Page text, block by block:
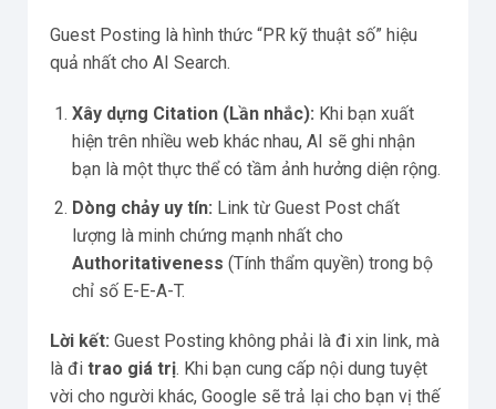
Guest Posting là hình thức “PR kỹ thuật số” hiệu
quả nhất cho AI Search.
Xây dựng Citation (Lần nhắc): Khi bạn xuất
hiện trên nhiều web khác nhau, AI sẽ ghi nhận
bạn là một thực thể có tầm ảnh hưởng diện rộng.
Dòng chảy uy tín: Link từ Guest Post chất
lượng là minh chứng mạnh nhất cho
Authoritativeness (Tính thẩm quyền) trong bộ
chỉ số E-E-A-T.
Lời kết: Guest Posting không phải là đi xin link, mà
là đi trao giá trị. Khi bạn cung cấp nội dung tuyệt
vời cho người khác, Google sẽ trả lại cho bạn vị thế